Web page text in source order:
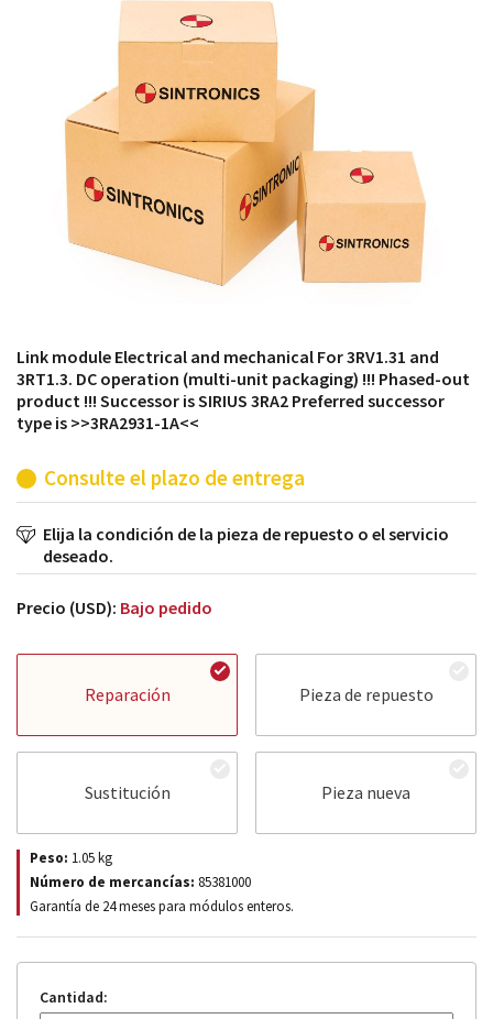
módulos antiguos a un alto nivel técnico o sustitución
de módulos descontinuados por módulos del propio
Link module Electrical and mechanical For 3RV1.31 and
3RT1.3. DC operation (multi-unit packaging) !!! Phased-out
product !!! Successor is SIRIUS 3RA2 Preferred successor
type is >>3RA2931-1A<<
Consulte el plazo de entrega
Elija la condición de la pieza de repuesto o el servicio
deseado.
Precio (USD): Bajo pedido
Reparación Pieza de repuesto
Sustitución Pieza nueva
Peso: 1.05kg
Número de mercancías: 85381000
Garantía de 24 meses para módulos enteros.
Cantidad: